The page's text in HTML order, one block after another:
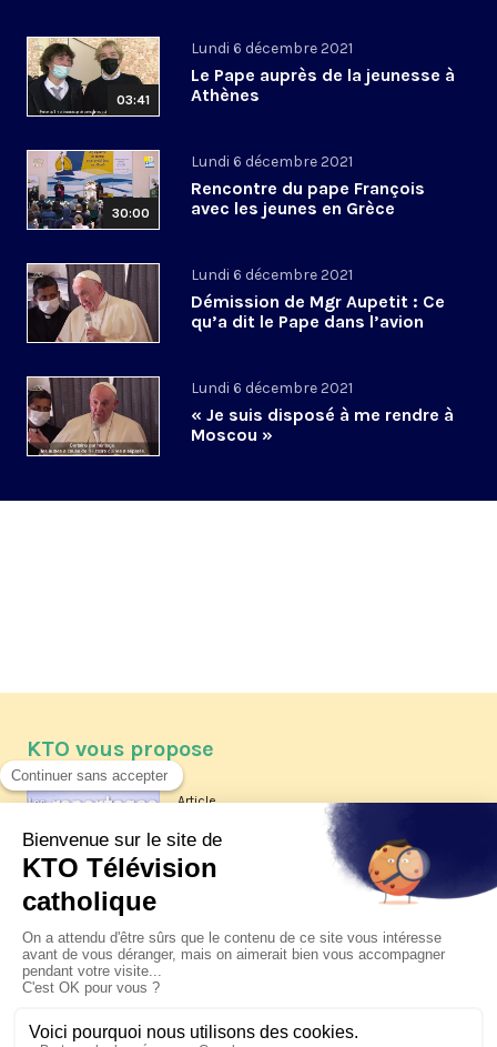
03:41
Lundi 6 décembre 2021
Le Pape auprès de la jeunesse à
Athènes
30:00
Lundi 6 décembre 2021
Rencontre du pape François
avec les jeunes en Grèce
Lundi 6 décembre 2021
Démission de Mgr Aupetit : Ce
qu’a dit le Pape dans l’avion
Lundi 6 décembre 2021
« Je suis disposé à me rendre à
Moscou »
KTO vous propose
Article
Les reportages d'été 2026 de KTO
La visite pastorale du pape Léon
XIV à Assise à suivre sur KTO le
jeudi 6 août
Le pape en Uruguay, Argentine et